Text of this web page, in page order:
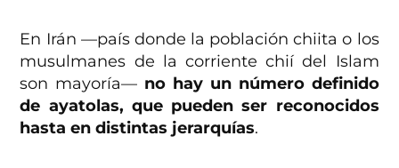
En Irán —país donde la población chiita o los
musulmanes de la corriente chií del Islam
son mayoría— no hay un número definido
de ayatolas, que pueden ser reconocidos
hasta en distintas jerarquías.